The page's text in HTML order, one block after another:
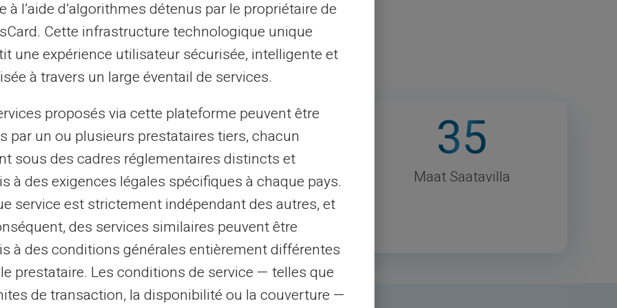
37M
Kauppiaat ja
hyväksyminen
1.3M
Onnelliset rekisteröityneet
asiakkaat
35
Maat Saatavilla
à l’aide d’algorithmes détenus par le propriétaire de
Cette infrastructure technologique unique
une expérience utilisateur sécurisée, intelligente et
à travers un large éventail de services.
proposés via cette plateforme peuvent être
par un ou plusieurs prestataires tiers, chacun
sous des cadres réglementaires distincts et
à des exigences légales spécifiques à chaque pays.
service est strictement indépendant des autres, et
des services similaires peuvent être
à des conditions générales entièrement différentes
prestataire. Les conditions de service — telles que
de transaction, la disponibilité ou la couverture —